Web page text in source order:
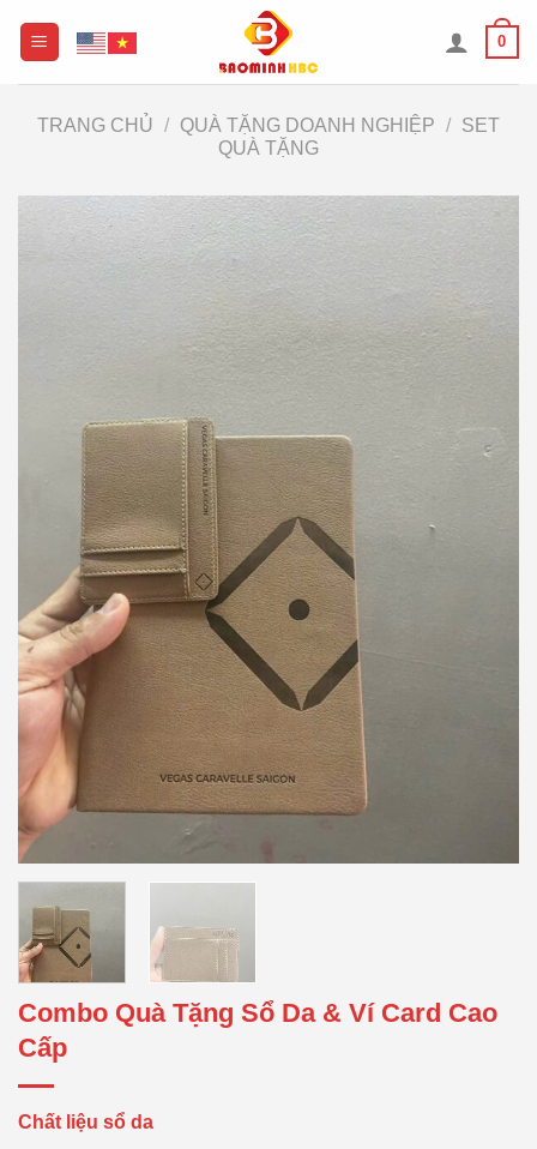
0
TRANG CHỦ / QUÀ TẶNG DOANH NGHIỆP /
SET
QUÀ TẶNG
Combo Quà Tặng Sổ Da & Ví Card Cao
Cấp
Chất liệu sổ da